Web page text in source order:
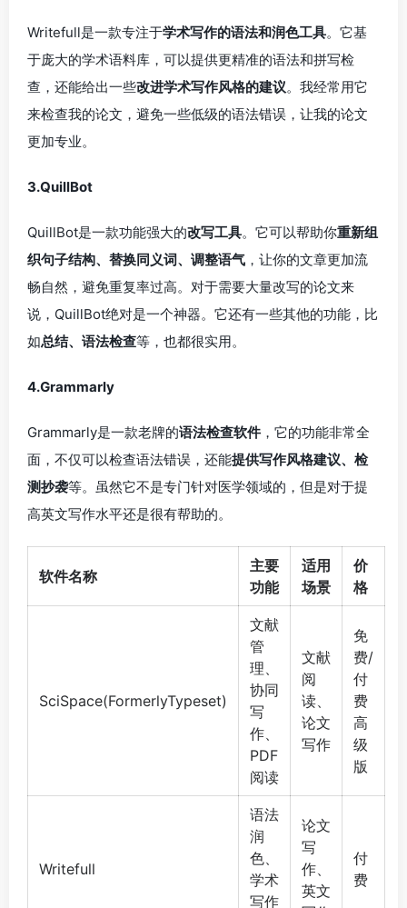
Writefull是一款专注于学术写作的语法和润色工具。它基
于庞大的学术语料库，可以提供更精准的语法和拼写检
查，还能给出一些改进学术写作风格的建议。我经常用它
来检查我的论文，避免一些低级的语法错误，让我的论文
更加专业。
3.QuillBot
QuillBot是一款功能强大的改写工具。它可以帮助你重新组
织句子结构、替换同义词、调整语气 ，让你的文章更加流
畅自然，避免重复率过高。对于需要大量改写的论文来
说，QuillBot绝对是一个神器。它还有一些其他的功能，比
如总结、语法检查等，也都很实用。
4.Grammarly
Grammarly是一款老牌的语法检查软件，它的功能非常全
面，不仅可以检查语法错误，还能提供写作风格建议、检
测抄袭等。虽然它不是专门针对医学领域的，但是对于提
高英文写作水平还是很有帮助的。
软件名称
主要
功能
适用
场景
价
格
SciSpace(FormerlyTypeset)
文献
管
理、
协同
写
作、
PDF
阅读
文献
阅
读、
论文
写作
免
费/
付
费
高
级
版
Writefull
语法
润
色、
学术
写作
论文
写
作、
英文
付
费